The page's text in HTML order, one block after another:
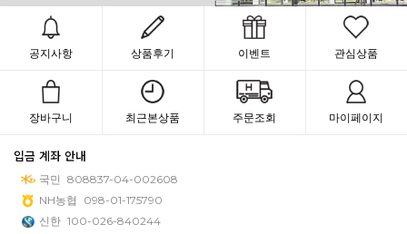
공지사항 상품후기 이벤트 관심상품
장바구니 최근본상품 주문조회 마이페이지
입금 계좌 안내
국민 808837-04-002608
NH농협
098-01-175790
신한 100-026-840244